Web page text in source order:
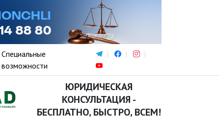
Специальные
возможности
ЮРИДИЧЕСКАЯ
КОНСУЛЬТАЦИЯ -
БЕСПЛАТНО, БЫСТРО, ВСЕМ!